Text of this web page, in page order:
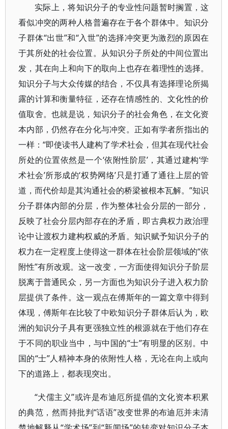
实际上，将知识分子的专业性问题暂时搁置，这
看似冲突的两种人格普遍存在于各个群体中。知识分
子群体“出世”和“入世”的选择冲突更为激烈的原因在
于其所处的社会位置。从知识分子所处的中间位置出
发，其在向上和向下的取向上也存在着理性的选择。
知识分子与大众传媒的结合，不仅具有选择理论所揭
露的计算和衡量特征，还存在情感性的、文化性的价
值取舍。也就是说，知识分子的社会角色，在文化资
本内部，仍然存在分化与冲突。正如有学者所指出的
一样：“即使读书人建构了学术社会，但其在现代社会
所处的位置依然是一个‘依附性阶层’，其通过建构‘学
术社会’所形成的‘权势网络’只是打通了通往上层的管
道，而代价却是其沟通社会的桥梁被根本瓦解。”知识
分子群体内部的分层，作为整体社会分层的一部分，
反映了社会分层内部存在的矛盾，即古典权力政治理
论中让渡权力建构权威的矛盾。知识赋予知识分子的
权力在一定程度上使得这一群体在社会阶层领域的“依
附性”有所改观。这一改变，一方面使得知识分子阶层
脱离于普通民众，另一方面也为知识分子进入权力阶
层提供了条件。这一观点在傅斯年的一篇文章中得到
体现，傅斯年在比较了中欧知识分子群体后认为，欧
洲的知识分子具有更强独立性的根源就在于他们存在
于不同的职业当中，与中国的“士”有明显的区别。中
国的“士”人精神本身的依附性人格，无论在向上或向
下的道路上，都表现突出。
“犬儒主义”或许是布迪厄所提倡的文化资本积累
的典范，然而持批判“话语”改变世界的布迪厄并未清